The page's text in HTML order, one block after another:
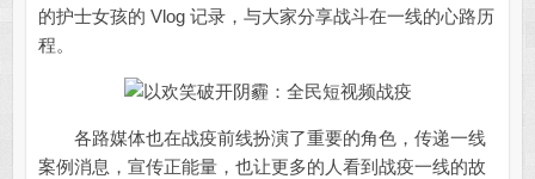
的护士女孩的 Vlog 记录，与大家分享战斗在一线的心路历
程。
各路媒体也在战疫前线扮演了重要的角色，传递一线
案例消息，宣传正能量，也让更多的人看到战疫一线的故